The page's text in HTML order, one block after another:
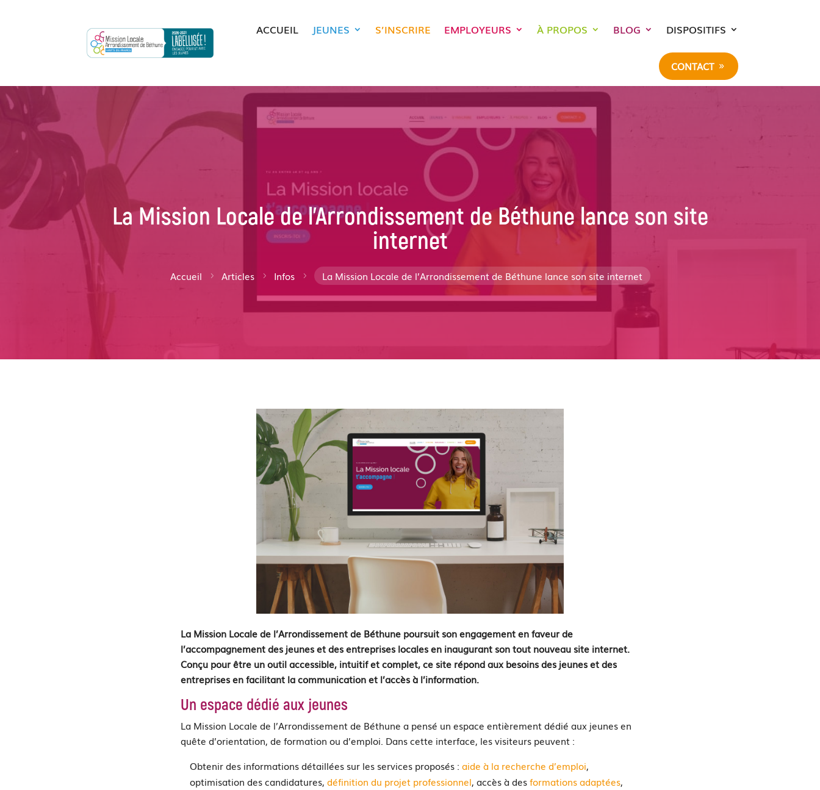
ACCUEIL JEUNES S’INSCRIRE EMPLOYEURS À PROPOS BLOG DISPOSITIFS
CONTACT
La Mission Locale de l’Arrondissement de Béthune lance son site
internet
Accueil 5 Articles 5 Infos 5 La Mission Locale de l’Arrondissement de Béthune lance son site internet
La Mission Locale de l’Arrondissement de Béthune poursuit son engagement en faveur de
l’accompagnement des jeunes et des entreprises locales en inaugurant son tout nouveau site internet.
Conçu pour être un outil accessible, intuitif et complet, ce site répond aux besoins des jeunes et des
entreprises en facilitant la communication et l’accès à l’information.
Un espace dédié aux jeunes
La Mission Locale de l’Arrondissement de Béthune a pensé un espace entièrement dédié aux jeunes en
quête d’orientation, de formation ou d’emploi. Dans cette interface, les visiteurs peuvent :
Obtenir des informations détaillées sur les services proposés : aide à la recherche d’emploi,
optimisation des candidatures, définition du projet professionnel, accès à desformations adaptées,